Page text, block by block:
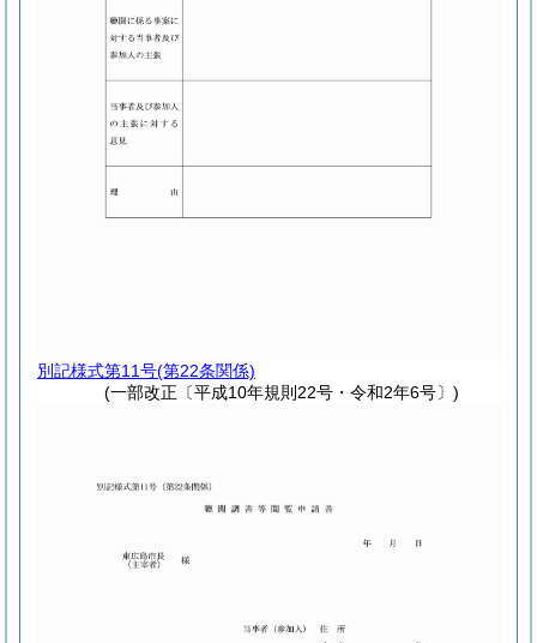
別記様式第11号(第22条関係)
(一部改正〔平成10年規則22号・令和2年6号〕)